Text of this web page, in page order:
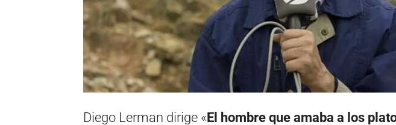
Diego Lerman dirige «El hombre que amaba a los